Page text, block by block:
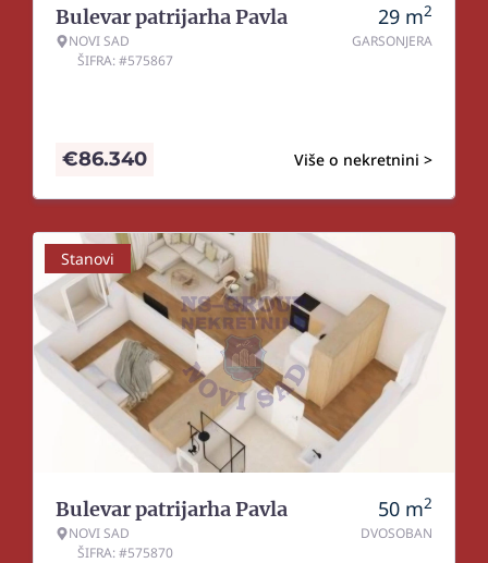
Bulevar patrijarha Pavla
NOVI SAD
ŠIFRA: #575867
29 m2
GARSONJERA
Više o nekretnini >
€86.340
Stanovi
Bulevar patrijarha Pavla
NOVI SAD
ŠIFRA: #575870
50 m2
DVOSOBAN